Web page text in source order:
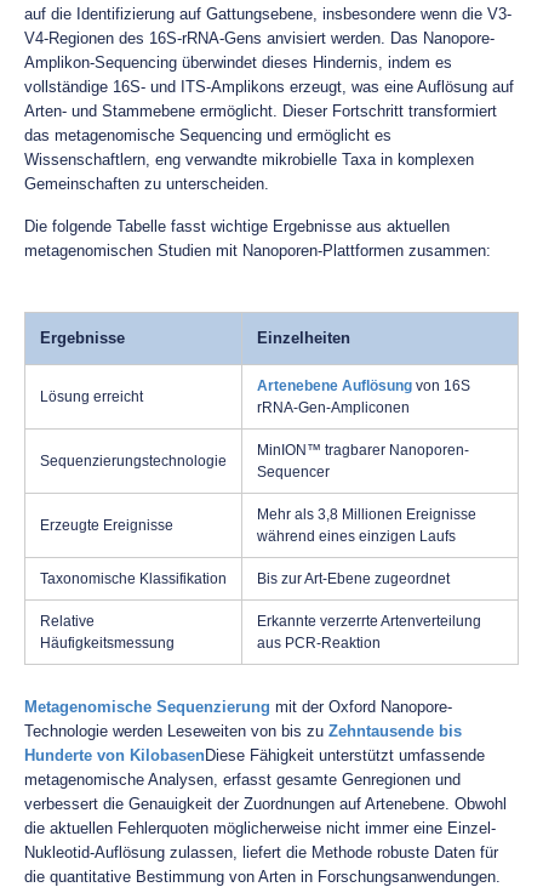
auf die Identifizierung auf Gattungsebene, insbesondere wenn die V3-
V4-Regionen des 16S-rRNA-Gens anvisiert werden. Das Nanopore-
Amplikon-Sequencing überwindet dieses Hindernis, indem es
vollständige 16S- und ITS-Amplikons erzeugt, was eine Auflösung auf
Arten- und Stammebene ermöglicht. Dieser Fortschritt transformiert
das metagenomische Sequencing und ermöglicht es
Wissenschaftlern, eng verwandte mikrobielle Taxa in komplexen
Gemeinschaften zu unterscheiden.
Die folgende Tabelle fasst wichtige Ergebnisse aus aktuellen
metagenomischen Studien mit Nanoporen-Plattformen zusammen:
Ergebnisse Einzelheiten
Lösung erreicht
Artenebene Auflösung von 16S
rRNA-Gen-Ampliconen
Sequenzierungstechnologie
MinION™ tragbarer Nanoporen-
Sequencer
Erzeugte Ereignisse
Mehr als 3,8 Millionen Ereignisse
während eines einzigen Laufs
Taxonomische Klassifikation Bis zur Art-Ebene zugeordnet
Relative
Häufigkeitsmessung
Erkannte verzerrte Artenverteilung
aus PCR-Reaktion
Metagenomische Sequenzierung mit der Oxford Nanopore-
Technologie werden Leseweiten von bis zu Zehntausende bis
Hunderte von KilobasenDiese Fähigkeit unterstützt umfassende
metagenomische Analysen, erfasst gesamte Genregionen und
verbessert die Genauigkeit der Zuordnungen auf Artenebene. Obwohl
die aktuellen Fehlerquoten möglicherweise nicht immer eine Einzel-
Nukleotid-Auflösung zulassen, liefert die Methode robuste Daten für
die quantitative Bestimmung von Arten in Forschungsanwendungen.